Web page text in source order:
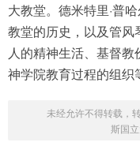
大教堂。德米特里·普
教堂的历史，以及管
人的精神生活、基督教
神学院教育过程的组织
未经允许不得转载，
斯国